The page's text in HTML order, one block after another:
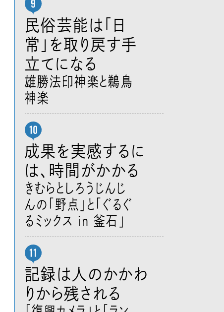
民俗芸能は「日
常」を取り戻す手
立てになる
雄勝法印神楽と鵜鳥
神楽
成果を実感するに
は、時間がかかる
きむらとしろうじんじ
んの「野点」と「ぐるぐ
るミックス in 釜石」
記録は人のかかわ
りから残される